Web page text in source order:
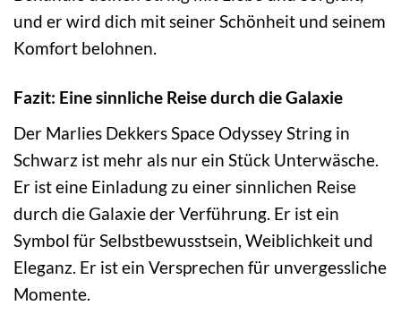
und er wird dich mit seiner Schönheit und seinem
Komfort belohnen.
Fazit: Eine sinnliche Reise durch die Galaxie
Der Marlies Dekkers Space Odyssey String in
Schwarz ist mehr als nur ein Stück Unterwäsche.
Er ist eine Einladung zu einer sinnlichen Reise
durch die Galaxie der Verführung. Er ist ein
Symbol für Selbstbewusstsein, Weiblichkeit und
Eleganz. Er ist ein Versprechen für unvergessliche
Momente.